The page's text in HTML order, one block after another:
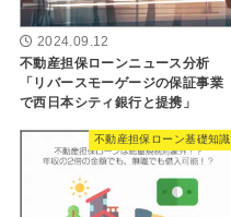
2024.09.12
不動産担保ローンニュース分析
「リバースモーゲージの保証事業
で西日本シティ銀行と提携」
不動産担保ローン基礎知識